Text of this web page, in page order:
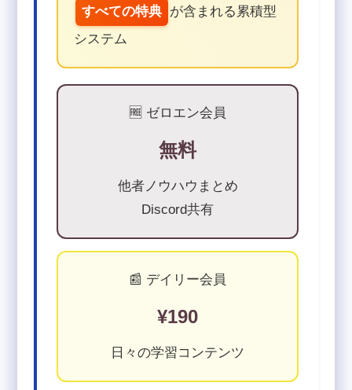
すべての特典 が含まれる累積型
システム
🆓 ゼロエン会員
無料
他者ノウハウまとめ
Discord共有
📰 デイリー会員
¥190
日々の学習コンテンツ